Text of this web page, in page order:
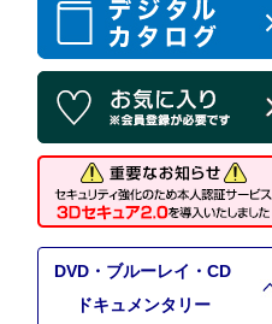
DVD・ブルーレイ・CD
ドキュメンタリー